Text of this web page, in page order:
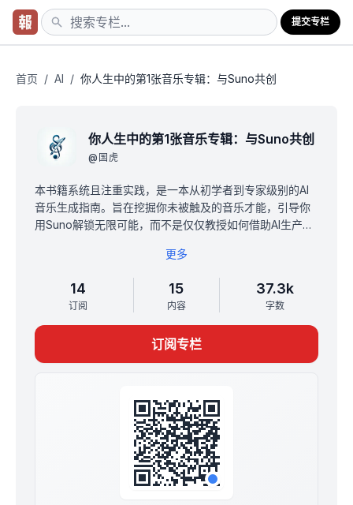
提交专栏
首页 / AI / 你人生中的第1张音乐专辑：与Suno共创
你人生中的第1张音乐专辑：与Suno共创
@ 国虎
本书籍系统且注重实践，是一本从初学者到专家级别的AI
音乐生成指南。旨在挖掘你未被触及的音乐才能，引导你
用Suno解锁无限可能，而不是仅仅教授如何借助AI生产平
订阅本书籍，你的收获包括：
1️⃣ 学会运用Suno AI，从点滴灵感到成曲成篇，无缝连接
你的创意与音乐实现。
2️⃣ 从一张白纸到拥有属于自己的音乐专辑，塑造独一无二
的个人音乐品牌。
3️⃣ 从零起步，系统掌握音乐创作的核心理论，为未来构筑
坚实的知识基础。
更多
14
订阅
15
内容
37.3k
字数
订阅专栏